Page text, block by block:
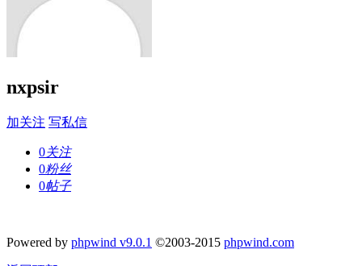
nxpsir
加关注 写私信
0关注
0粉丝
0帖子
Powered by phpwind v9.0.1 ©2003-2015 phpwind.com